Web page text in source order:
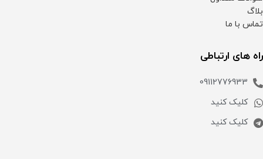
بلاگ
تماس با ما
راه های ارتباطی
09112776933
کلیک کنید
کلیک کنید